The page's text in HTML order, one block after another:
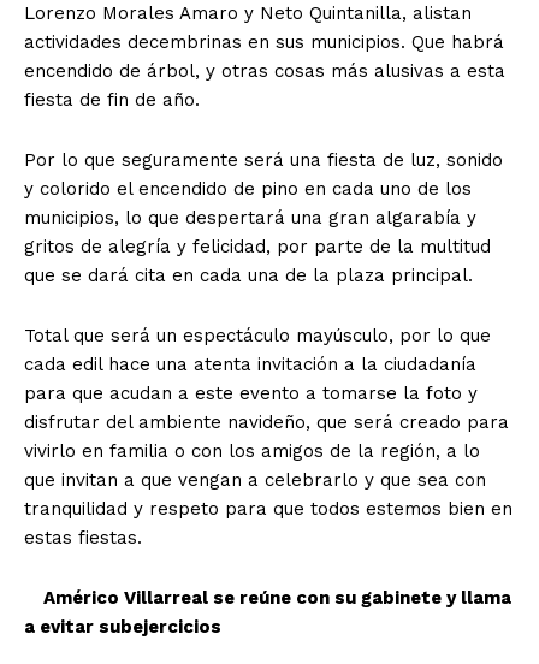
Lorenzo Morales Amaro y Neto Quintanilla, alistan
actividades decembrinas en sus municipios. Que habrá
encendido de árbol, y otras cosas más alusivas a esta
fiesta de fin de año.
Por lo que seguramente será una fiesta de luz, sonido
y colorido el encendido de pino en cada uno de los
municipios, lo que despertará una gran algarabía y
gritos de alegría y felicidad, por parte de la multitud
que se dará cita en cada una de la plaza principal.
Total que será un espectáculo mayúsculo, por lo que
cada edil hace una atenta invitación a la ciudadanía
para que acudan a este evento a tomarse la foto y
disfrutar del ambiente navideño, que será creado para
vivirlo en familia o con los amigos de la región, a lo
que invitan a que vengan a celebrarlo y que sea con
tranquilidad y respeto para que todos estemos bien en
estas fiestas.
Américo Villarreal se reúne con su gabinete y llama
a evitar subejercicios